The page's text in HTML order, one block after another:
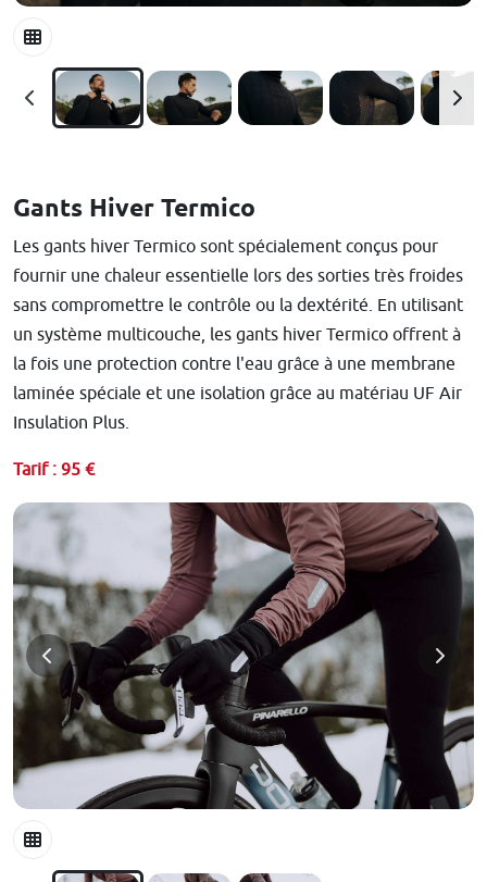
Gants Hiver Termico
Les gants hiver Termico sont spécialement conçus pour
fournir une chaleur essentielle lors des sorties très froides
sans compromettre le contrôle ou la dextérité. En utilisant
un système multicouche, les gants hiver Termico offrent à
la fois une protection contre l'eau grâce à une membrane
laminée spéciale et une isolation grâce au matériau UF Air
Insulation Plus.
Tarif : 95 €